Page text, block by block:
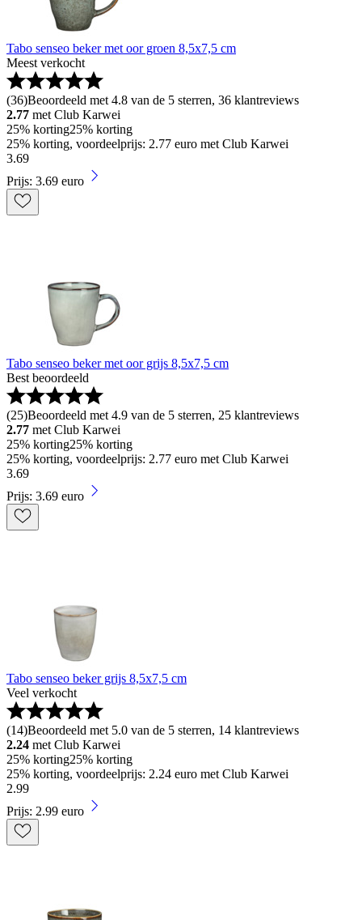
Tabo senseo beker met oor groen 8,5x7,5 cm
Meest verkocht
(36)Beoordeeld met 4.8 van de 5 sterren, 36 klantreviews
2.77 met Club Karwei
25% korting25% korting
25% korting, voordeelprijs: 2.77 euro met Club Karwei
3.69
Prijs: 3.69 euro
Tabo senseo beker met oor grijs 8,5x7,5 cm
Best beoordeeld
(25)Beoordeeld met 4.9 van de 5 sterren, 25 klantreviews
2.77 met Club Karwei
25% korting25% korting
25% korting, voordeelprijs: 2.77 euro met Club Karwei
3.69
Prijs: 3.69 euro
Tabo senseo beker grijs 8,5x7,5 cm
Veel verkocht
(14)Beoordeeld met 5.0 van de 5 sterren, 14 klantreviews
2.24 met Club Karwei
25% korting25% korting
25% korting, voordeelprijs: 2.24 euro met Club Karwei
2.99
Prijs: 2.99 euro